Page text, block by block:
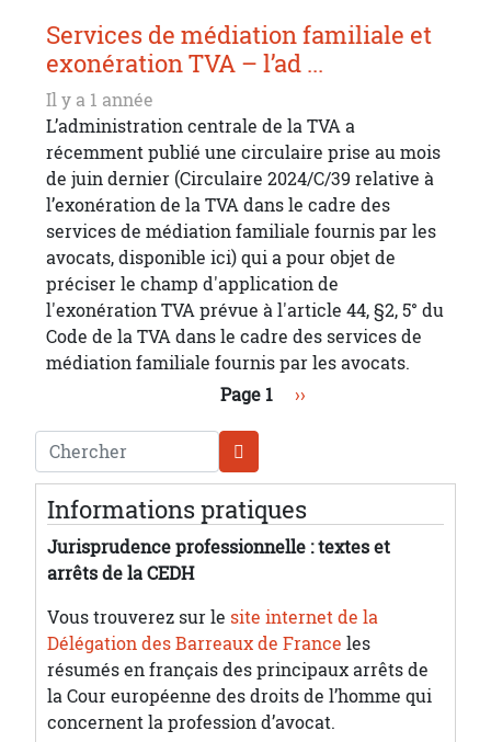
Services de médiation familiale et
exonération TVA – l’ad ...
Il y a 1 année
L’administration centrale de la TVA a
récemment publié une circulaire prise au mois
de juin dernier (Circulaire 2024/C/39 relative à
l’exonération de la TVA dans le cadre des
services de médiation familiale fournis par les
avocats, disponible ici) qui a pour objet de
préciser le champ d'application de
l'exonération TVA prévue à l'article 44, §2, 5° du
Code de la TVA dans le cadre des services de
médiation familiale fournis par les avocats.
Page 1 Page suivante
››
Chercher
Informations pratiques
Jurisprudence professionnelle : textes et
arrêts de la CEDH
Vous trouverez sur le site internet de la
Délégation des Barreaux de France les
résumés en français des principaux arrêts de
la Cour européenne des droits de l’homme qui
concernent la profession d’avocat.